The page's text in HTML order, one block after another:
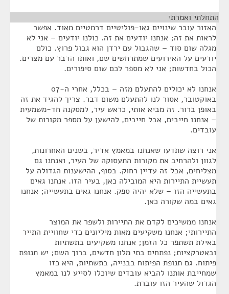
התחלתי ואמרתי
האזור עובר שינויים גאו-פוליטיים דרמטיים מאוד. אפשר
לראות את זה; אנחנו יודעים את זה. כולנו יודעים – אני לא
מגלה שום סוד – שהגבול עם ירדן הוא גבול פרוץ. כולם
יודעים על האירועים שמתרחשים שם, ואותו הדבר עם מצרים.
הכול בחדשות; אני לא מספר לכם שום סיפורים.
אנחנו לא יכולים להתעלם מזה – בכלל, אחרי ה-07
באוקטובר, אסור לנו להתעלם משום דבר. צריך להגיד את זה
באופן ברור. זה מביא אותי, כראש עיר, למסקנה חד-משמעית
– אנחנו חייבים, אבל חייבים, להישען על מספר מקורות של
עובדים.
אני רוצה שתדעו שאנחנו במאמץ אדיר, בשנים האחרונות,
לגוון ולהרחיב את מקורות התעסוקה של העיר, ואנחנו גם
מצליחים, אבל זה עדיין רחוק. בסוף, ההישענות הגדולה על
תעשיית התיירות היא המובילה כאן, בעיר הזו. אנחנו גאים
בתעשייה הזו – שלא יהיה ספק. אנחנו גאים בתעשייה; אנחנו
גאים במה שקורה כאן.
אנחנו ממשיכים לקדם את התיירות ולשפר את המוצר
התיירותי; אנחנו משקיעים מאות מיליונים כדי שחוויית התייר
באילת תשתפר כל הזמן; אנחנו משקיעים בתשתיות
ובאטרקציות; נפתחים בתי מלון חדשים, ברוך השם; יש תנופת
פיתוח. גם תנופת הפיתוח בבנייה, בתשתיות, היא כזו
שמחייבת אותנו להביא עובדים שיוכלו לסייע לנו במאמץ
הגדול שהעיר הזו עוברת.